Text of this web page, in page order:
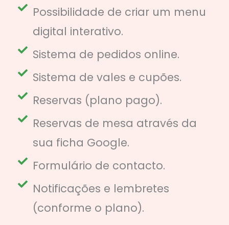
Possibilidade de criar um menu
digital interativo.
Sistema de pedidos online.
Sistema de vales e cupões.
Reservas (plano pago).
Reservas de mesa através da
sua ficha Google.
Formulário de contacto.
Notificações e lembretes
(conforme o plano).